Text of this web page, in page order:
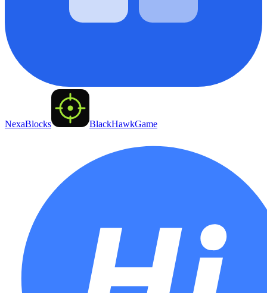
NexaBlocks BlackHawkGame